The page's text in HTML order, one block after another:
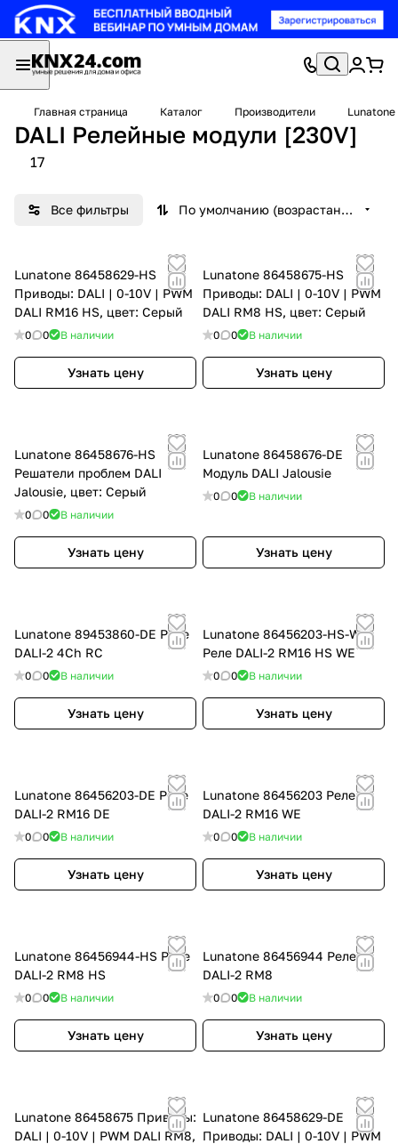
Главная страница Каталог Производители Lunatone
DALI Релейные модули [230V]
17
Все фильтры По умолчанию (возрастание)
Lunatone 86458629-HS
Приводы: DALI | 0-10V | PWM
DALI RM16 HS, цвет: Серый
0 0 В наличии
Узнать цену
Lunatone 86458675-HS
Приводы: DALI | 0-10V | PWM
DALI RM8 HS, цвет: Серый
0 0 В наличии
Узнать цену
Lunatone 86458676-HS
Решатели проблем DALI
Jalousie, цвет: Серый
0 0 В наличии
Узнать цену
Lunatone 86458676-DE
Модуль DALI Jalousie
0 0 В наличии
Узнать цену
Lunatone 89453860-DE Реле
DALI-2 4Ch RC
0 0 В наличии
Узнать цену
Lunatone 86456203-HS-WE
Реле DALI-2 RM16 HS WE
0 0 В наличии
Узнать цену
Lunatone 86456203-DE Реле
DALI-2 RM16 DE
0 0 В наличии
Узнать цену
Lunatone 86456203 Реле
DALI-2 RM16 WE
0 0 В наличии
Узнать цену
Lunatone 86456944-HS Реле
DALI-2 RM8 HS
0 0 В наличии
Узнать цену
Lunatone 86456944 Реле
DALI-2 RM8
0 0 В наличии
Узнать цену
Lunatone 86458675 Приводы:
DALI | 0-10V | PWM DALI RM8,
Lunatone 86458629-DE
Приводы: DALI | 0-10V | PWM